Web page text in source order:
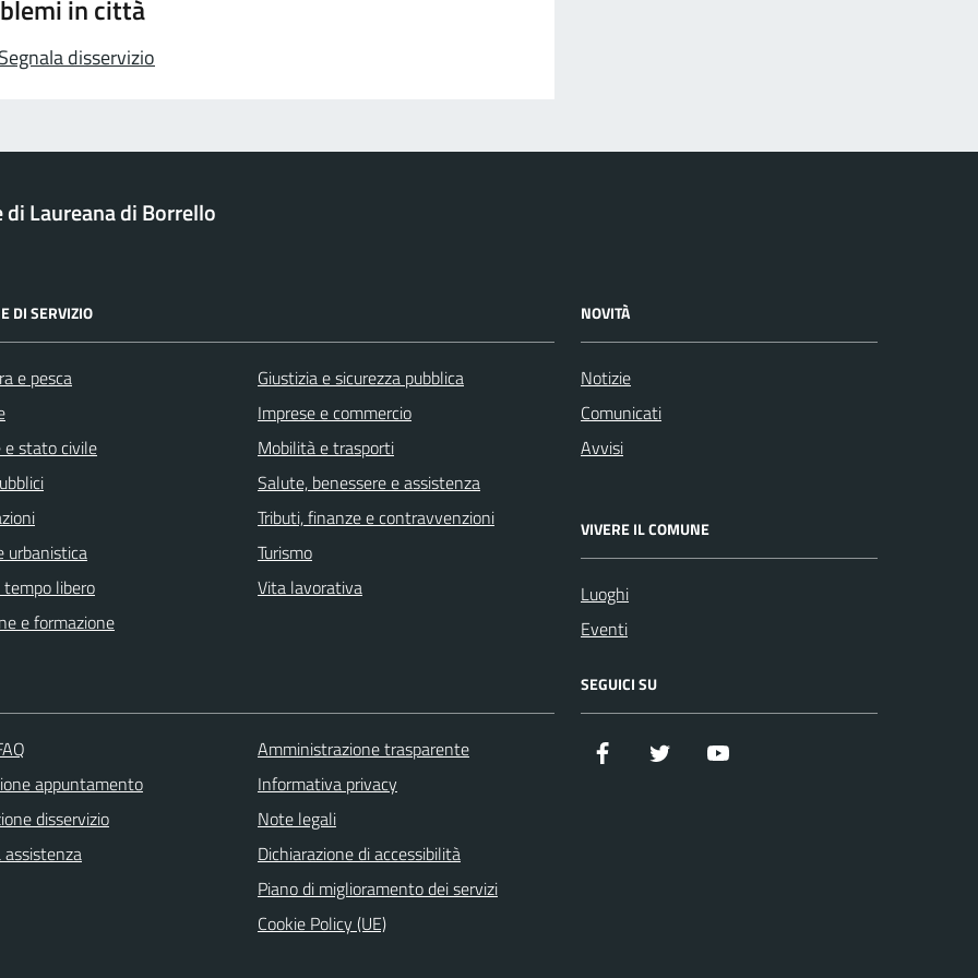
in città
disservizio
di Laureana di Borrello
DI SERVIZIO
e pesca
e stato civile
urbanistica
libero
e formazione
Giustizia e sicurezza pubblica
Imprese e commercio
Mobilità e trasporti
Salute, benessere e assistenza
Tributi, finanze e contravvenzioni
Turismo
Vita lavorativa
NOVITÀ
Notizie
Comunicati
Avvisi
VIVERE IL COMUNE
Luoghi
Eventi
appuntamento
disservizio
Amministrazione trasparente
Informativa privacy
Note legali
Dichiarazione di accessibilità
Piano di miglioramento dei servizi
Cookie Policy (UE)
SEGUICI SU
Facebook Twitter